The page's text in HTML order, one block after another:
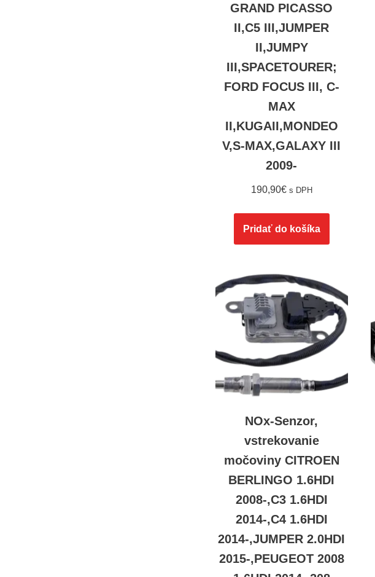
GRAND PICASSO
II,C5 III,JUMPER
II,JUMPY
III,SPACETOURER;
FORD FOCUS III, C-
MAX
II,KUGAII,MONDEO
V,S-MAX,GALAXY III
2009-
190,90€ s DPH
Pridať do košíka
NOx-Senzor,
vstrekovanie
močoviny CITROEN
BERLINGO 1.6HDI
2008-,C3 1.6HDI
2014-,C4 1.6HDI
2014-,JUMPER 2.0HDI
2015-,PEUGEOT 2008